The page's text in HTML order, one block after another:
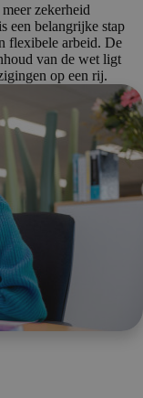
zekerheid
een belangrijke stap
flexibele arbeid. De
van de wet ligt
op een rij.